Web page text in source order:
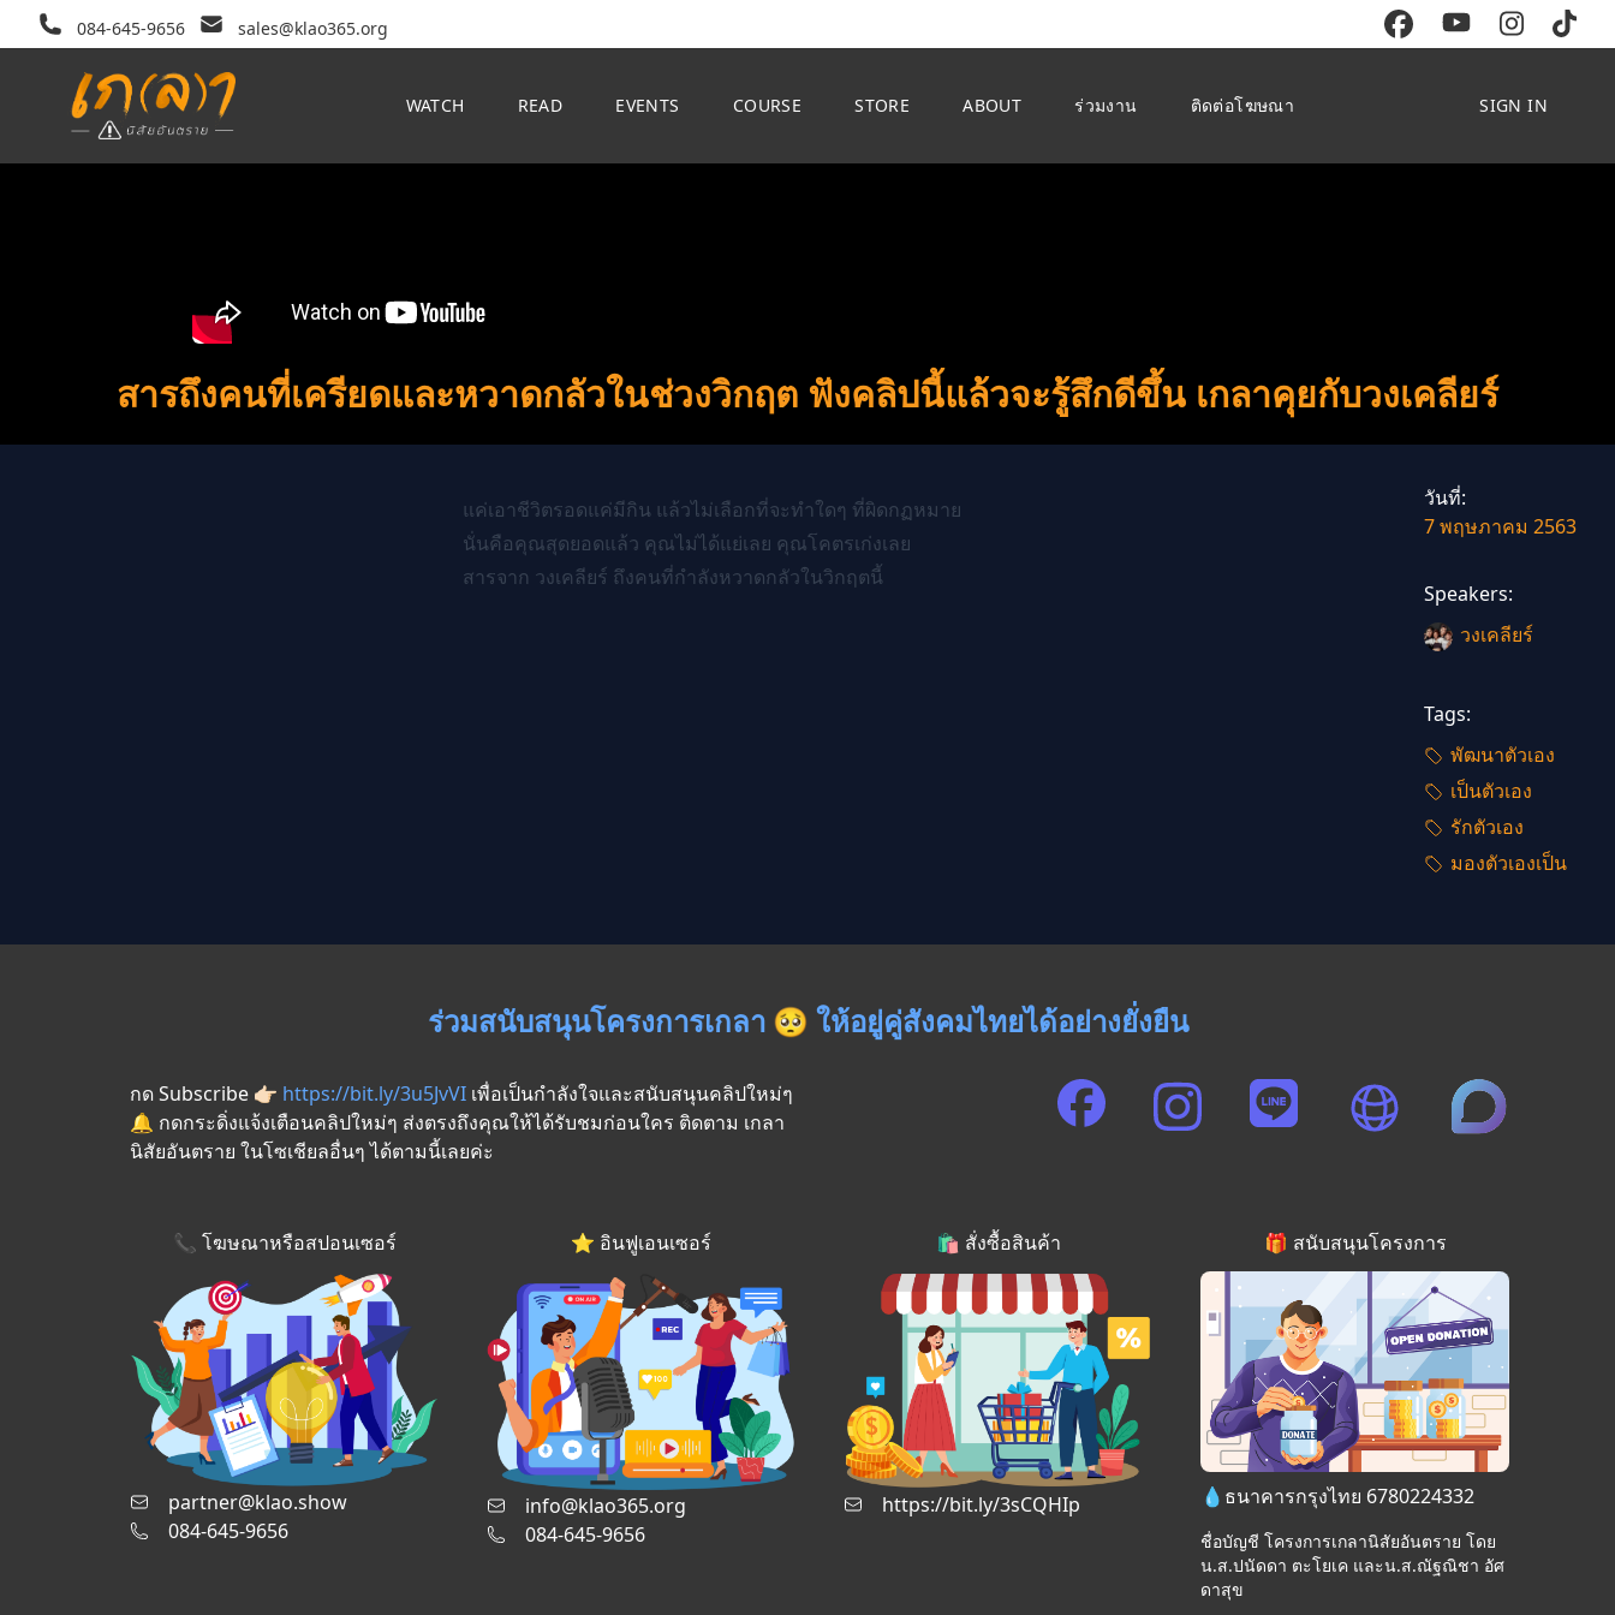
084-645-9656 sales@klao365.org
WATCH READ EVENTS COURSE STORE ABOUT ร่วมงาน ติดต่อโฆษณา SIGN IN
สารถึงคนที่เครียดและหวาดกลัวในช่วงวิกฤต ฟังคลิปนี้แล้วจะรู้สึกดีขึ้น เกลาคุยกับวงเคลียร์
แค่เอาชีวิตรอดแค่มีกิน แล้วไม่เลือกที่จะทำใดๆ ที่ผิดกฏหมาย
นั่นคือคุณสุดยอดแล้ว คุณไม่ได้แย่เลย คุณโคตรเก่งเลย
สารจาก วงเคลียร์ ถึงคนที่กำลังหวาดกลัวในวิกฤตนี้
วันที่:
7 พฤษภาคม 2563
Speakers:
วงเคลียร์
Tags:
พัฒนาตัวเอง
เป็นตัวเอง
รักตัวเอง
มองตัวเองเป็น
ร่วมสนับสนุนโครงการเกลา 🥺 ให้อยู่คู่สังคมไทยได้อย่างยั่งยืน
กด Subscribe 👉🏻 https://bit.ly/3u5JvVI เพื่อเป็นกำลังใจและสนับสนุนคลิปใหม่ๆ
🔔 กดกระดิ่งแจ้งเตือนคลิปใหม่ๆ ส่งตรงถึงคุณให้ได้รับชมก่อนใคร ติดตาม เกลา
นิสัยอันตราย ในโซเชียลอื่นๆ ได้ตามนี้เลยค่ะ
📞 โฆษณาหรือสปอนเซอร์
partner@klao.show
084-645-9656
⭐️ อินฟูเอนเซอร์
info@klao365.org
084-645-9656
🛍️ สั่งซื้อสินค้า
https://bit.ly/3sCQHIp
🎁 สนับสนุนโครงการ
💧ธนาคารกรุงไทย 6780224332
ชื่อบัญชี โครงการเกลานิสัยอันตราย โดย
น.ส.ปนัดดา ตะโยเค และน.ส.ณัฐณิชา อัศ
ดาสุข